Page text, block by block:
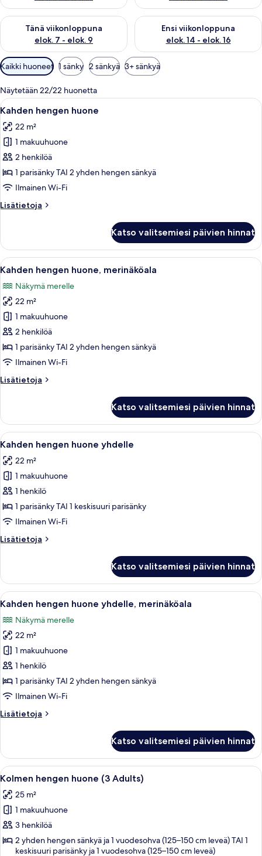
Tänä viikonloppuna
elok. 7 - elok. 9
Tarkista tämän viikonlopun saatavuus elok. 7 - elok. 9
Ensi viikonloppuna
elok. 14 - elok. 16
Tarkista ensi viikonlopun
Huoneille
saatavilla
olevia
suodattimia
Kaikki huoneet 1 sänky 2 sänkyä 3+ sänkyä
Näytetään 22/22 huonetta
Avaa
kaikki
huonetyypin
Kahden
hengen
huone
kuvat
Hotellihuone, jossa on sänky,
4
Kahden hengen huone
22 m²
1 makuuhuone
2 henkilöä
1 parisänky TAI 2 yhden hengen sänkyä
Ilmainen Wi-Fi
Lisätietoja
Lisätietoja
huone
Katso valitsemiesi päivien hinnat
Avaa
kaikki
huonetyypin
Kahden
hengen
huone,
merinäköala
kuvat
Hotellihuone, jossa on suuri sänky,
5
Kahden hengen huone, merinäköala
Näkymä merelle
22 m²
1 makuuhuone
2 henkilöä
1 parisänky TAI 2 yhden hengen sänkyä
Ilmainen Wi-Fi
Lisätietoja
Lisätietoja
huone,
merinäköala
Katso valitsemiesi päivien hinnat
Avaa
kaikki
huonetyypin
Kahden
hengen
huone
yhdelle
Hotellihuone, jossa on sänky,
4
Kahden hengen huone yhdelle
22 m²
1 makuuhuone
1 henkilö
1 parisänky TAI 1 keskisuuri parisänky
Ilmainen Wi-Fi
Lisätietoja
Lisätietoja
huone
yhdelle
Katso valitsemiesi päivien hinnat
Avaa
kaikki
huonetyypin
Kahden
hengen
huone
yhdelle,
merinäköala
Hotellihuone, jossa on suuri sänky,
5
Kahden hengen huone yhdelle, merinäköala
Näkymä merelle
22 m²
1 makuuhuone
1 henkilö
1 parisänky TAI 2 yhden hengen sänkyä
Ilmainen Wi-Fi
Lisätietoja
Lisätietoja
huone
yhdelle,
merinäköala
Katso valitsemiesi päivien hinnat
Avaa
kaikki
huonetyypin
Kolmen
hengen
huone
Hotellihuone, jossa on suuri sänky,
6
Kolmen hengen huone (3 Adults)
25 m²
1 makuuhuone
3 henkilöä
2 yhden hengen sänkyä ja 1 vuodesohva (125–150 cm leveä) TAI 1
keskisuuri parisänky ja 1 vuodesohva (125–150 cm leveä)